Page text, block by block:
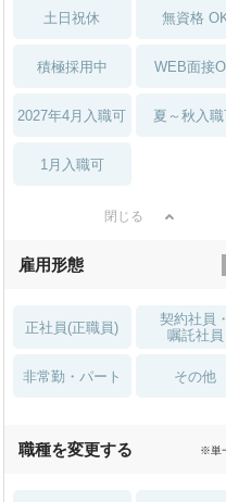
土日祝休 無資格
積極採用中 WEB面接
2027年4月入職可 夏～秋入
1月入職可
閉じる
雇用形態
正社員(正職員)
契約社員・
嘱託社員
非常勤・パート その他
職種を変更する ※単